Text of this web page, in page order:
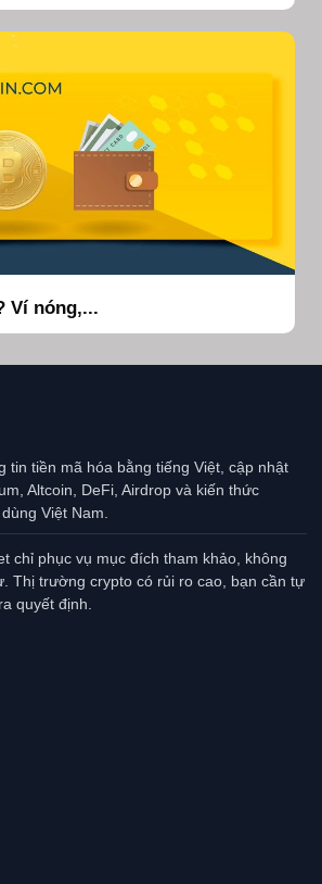
Ví nóng,...
tin tiền mã hóa bằng tiếng Việt, cập nhật
Altcoin, DeFi, Airdrop và kiến thức
Việt Nam.
chỉ phục vụ mục đích tham khảo, không
Thị trường crypto có rủi ro cao, bạn cần tự
quyết định.